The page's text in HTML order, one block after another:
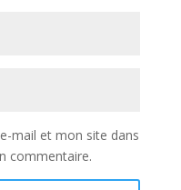
mail et mon site dans
commentaire.